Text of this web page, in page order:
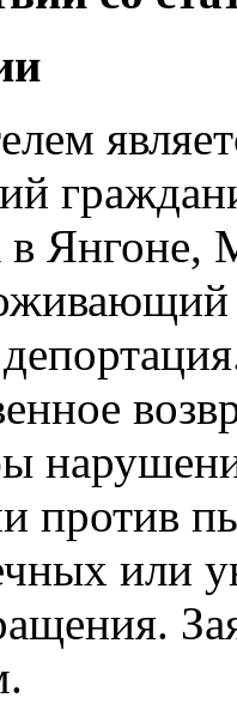
в Янгоне,
против
или